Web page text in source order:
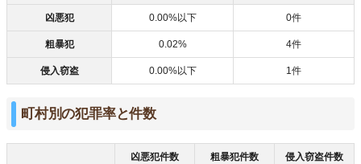
凶悪犯 0.00%以下 0件
粗暴犯 0.02% 4件
侵入窃盗 0.00%以下 1件
町村別の犯罪率と件数
凶悪犯件数 粗暴犯件数 侵入窃盗件数